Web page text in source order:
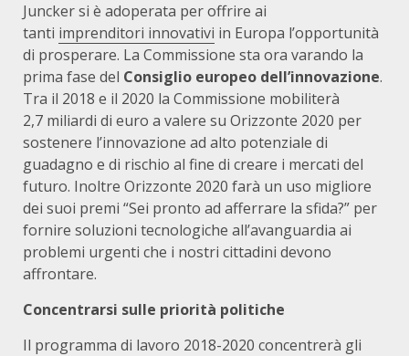
Juncker si è adoperata per offrire ai
tanti imprenditori innovativi in Europa l’opportunità
di prosperare. La Commissione sta ora varando la
prima fase del Consiglio europeo dell’innovazione.
Tra il 2018 e il 2020 la Commissione mobiliterà
2,7 miliardi di euro a valere su Orizzonte 2020 per
sostenere l’innovazione ad alto potenziale di
guadagno e di rischio al fine di creare i mercati del
futuro. Inoltre Orizzonte 2020 farà un uso migliore
dei suoi premi “Sei pronto ad afferrare la sfida?” per
fornire soluzioni tecnologiche all’avanguardia ai
problemi urgenti che i nostri cittadini devono
affrontare.
Concentrarsi sulle priorità politiche
Il programma di lavoro 2018-2020 concentrerà gli